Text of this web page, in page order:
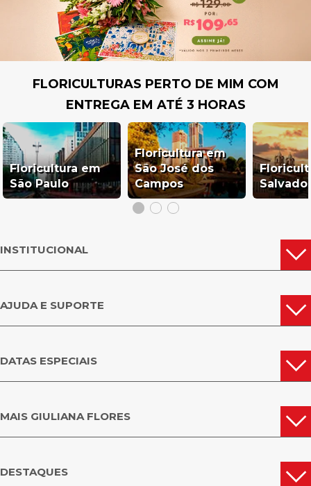
FLORICULTURAS PERTO DE MIM COM
ENTREGA EM ATÉ 3 HORAS
Floricultura em
São Paulo
Floricultura em
São José dos
Campos
INSTITUCIONAL
AJUDA E SUPORTE
DATAS ESPECIAIS
MAIS GIULIANA FLORES
DESTAQUES